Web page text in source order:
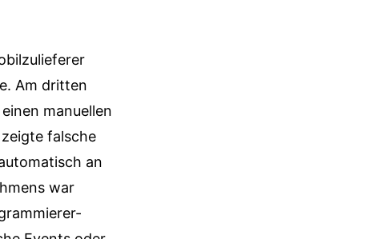
Am dritten
manuellen
falsche
an
war